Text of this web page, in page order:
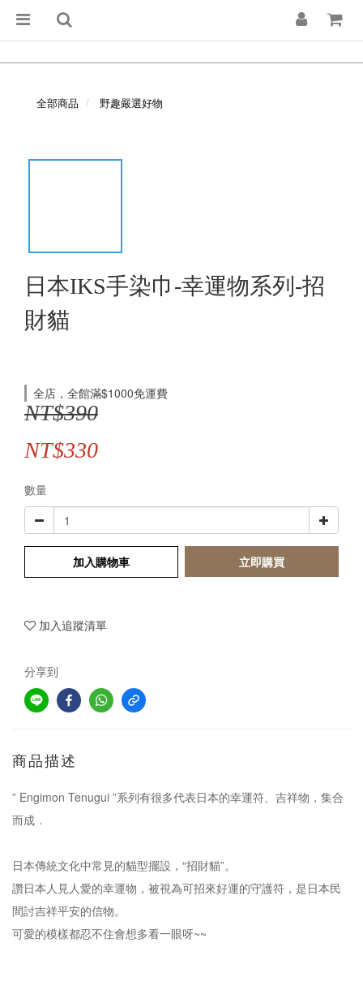
全部商品 野趣嚴選好物
日本IKS手染巾-幸運物系列-招
財貓
全店，全館滿$1000免運費
NT$390
NT$330
數量
加入購物車 立即購買
加入追蹤清單
分享到
商品描述
” Engimon Tenugui ”系列有很多代表日本的幸運符、吉祥物，集合
而成．
日本傳統文化中常見的貓型擺設，“招財貓”。
讚日本人見人愛的幸運物，被視為可招來好運的守護符，是日本民
間討吉祥平安的信物。
可愛的模樣都忍不住會想多看一眼呀~~